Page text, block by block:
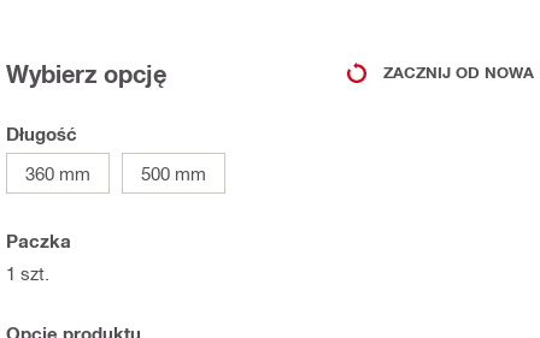
Wybierz opcję ZACZNIJ OD NOWA
Długość
360 mm
500 mm
Paczka
1 szt.
Opcje produktu